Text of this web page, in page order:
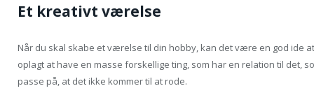
Et kreativt værelse
Når du skal skabe et værelse til din hobby, kan det være en god ide
oplagt at have en masse forskellige ting, som har en relation til det,
passe på, at det ikke kommer til at rode.